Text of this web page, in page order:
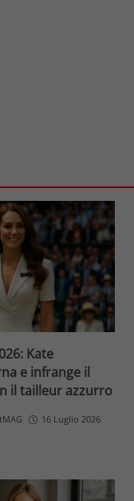
Kate
e infrange il
il tailleur azzurro
16 Luglio 2026